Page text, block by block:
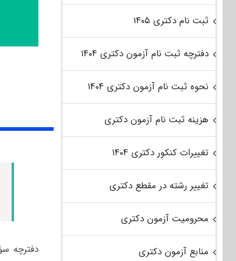
ثبت نام دکتری ۱۴۰۵
دفترچه ثبت نام آزمون دکتری ۱۴۰۴
نحوه ثبت نام آزمون دکتری ۱۴۰۴
هزینه ثبت نام آزمون دکتری
تغییرات کنکور دکتری ۱۴۰۴
تغییر رشته در مقطع دکتری
محرومیت آزمون دکتری
منابع آزمون دکتری